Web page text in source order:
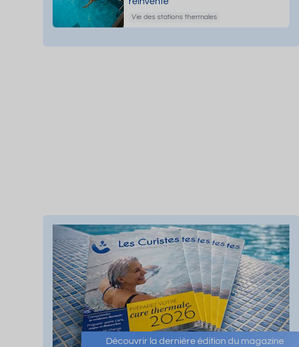
Vie des stations thermales
Découvrir la dernière édition du magazine